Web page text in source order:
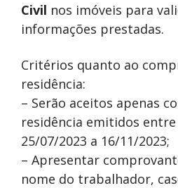
Civil nos imóveis para
informações prestadas.
Critérios quanto ao
residência:
– Serão aceitos apenas
residência emitidos entre
25/07/2023 a 16/11/2023;
– Apresentar
nome do trabalhador,